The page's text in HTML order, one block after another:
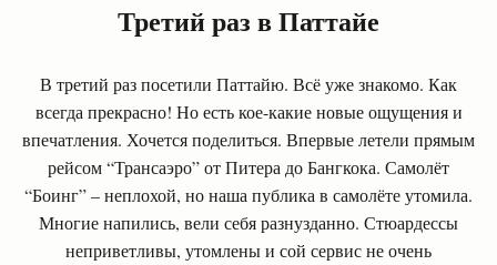
Третий раз в Паттайе
В третий раз посетили Паттайю. Всё уже знакомо. Как
всегда прекрасно! Но есть кое-какие новые ощущения и
впечатления. Хочется поделиться. Впервые летели прямым
рейсом “Трансаэро” от Питера до Бангкока. Самолёт
“Боинг” – неплохой, но наша публика в самолёте утомила.
Многие напились, вели себя разнузданно. Стюардессы
неприветливы, утомлены и сой сервис не очень